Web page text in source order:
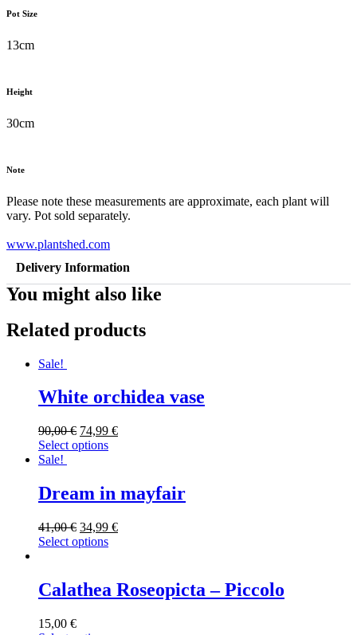
Pot Size
13cm
Height
30cm
Note
Please note these measurements are approximate, each plant will
vary. Pot sold separately.
www.plantshed.com
Delivery Information
You might also like
Related products
Sale!
White orchidea vase
90,00€ 74,99 €
Select options
Sale!
Dream in mayfair
41,00€ 34,99 €
Select options
Calathea Roseopicta – Piccolo
15,00 €